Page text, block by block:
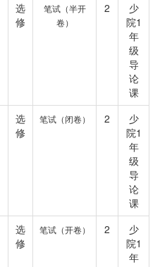
选
修
笔试（半开
卷）
2
少
院1
年
级
导
论
课
选
修
笔试（闭卷） 2
少
院1
年
级
导
论
课
选
修
笔试（开卷） 2
少
院1
年